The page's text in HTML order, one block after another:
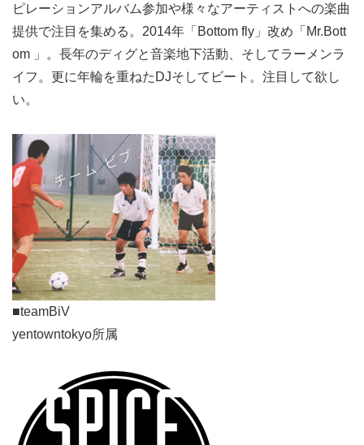
ピレーションアルバム参加や様々なアーティストへの楽曲
提供で注目を集める。2014年「Bottom fly」改め「Mr.Bott
om 」。長年のディグと音楽地下活動、そしてラーメンラ
イフ。更に年輪を重ねたDJそしてビート。注目して欲し
い。
■teamBiV
yentowntokyo所属